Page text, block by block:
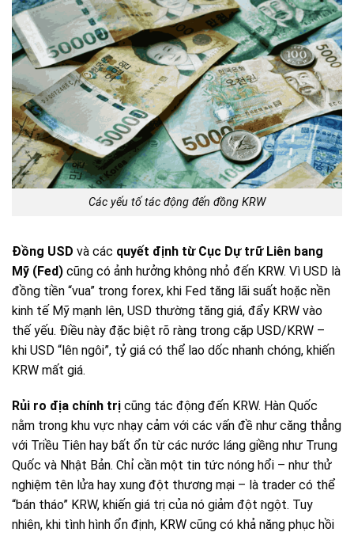
Các yếu tố tác động đến đồng KRW
Đồng USD và các quyết định từ Cục Dự trữ Liên bang
Mỹ (Fed) cũng có ảnh hưởng không nhỏ đến KRW. Vì USD là
đồng tiền “vua” trong forex, khi Fed tăng lãi suất hoặc nền
kinh tế Mỹ mạnh lên, USD thường tăng giá, đẩy KRW vào
thế yếu. Điều này đặc biệt rõ ràng trong cặp USD/KRW –
khi USD “lên ngôi”, tỷ giá có thể lao dốc nhanh chóng, khiến
KRW mất giá.
Rủi ro địa chính trị cũng tác động đến KRW. Hàn Quốc
nằm trong khu vực nhạy cảm với các vấn đề như căng thẳng
với Triều Tiên hay bất ổn từ các nước láng giềng như Trung
Quốc và Nhật Bản. Chỉ cần một tin tức nóng hổi – như thử
nghiệm tên lửa hay xung đột thương mại – là trader có thể
“bán tháo” KRW, khiến giá trị của nó giảm đột ngột. Tuy
nhiên, khi tình hình ổn định, KRW cũng có khả năng phục hồi